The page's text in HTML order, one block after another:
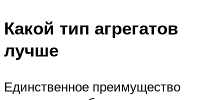
Какой тип агрегатов
лучше
Единственное преимущество